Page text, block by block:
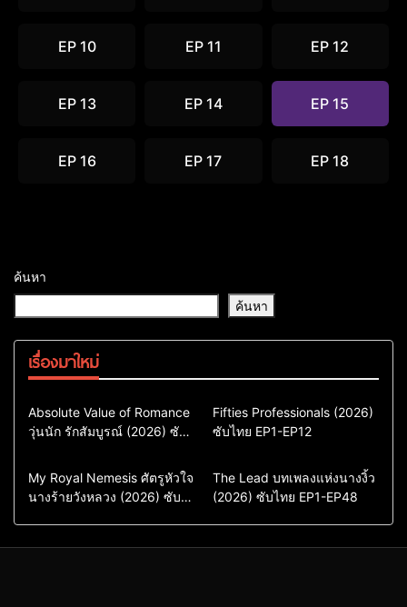
EP 10 EP 11 EP 12
EP 13 EP 14 EP 15
EP 16 EP 17 EP 18
ค้นหา
ค้นหา
เรื่องมาใหม่
Comedy
Drama
ซีรี่ย์เกาหลี
ซีรี่ย์เกาหลีพากย์ไทย
Absolute Value of Romance
วุ่นนัก รักสัมบูรณ์ (2026) ซับ
Action & Adventure
Comedy
Drama
ซีรี่ย์เกาหลีซับไทย
Fifties Professionals (2026)
ซับไทย EP1-EP12
Comedy
Drama
Sci-Fi & Fantasy
My Royal Nemesis ศัตรูหัวใจ
นางร้ายวังหลวง (2026) ซับ
Drama
ซีรี่ย์จีน
ซีรี่ย์จีนซับไทย
The Lead บทเพลงแห่งนางงิ้ว
(2026) ซับไทย EP1-EP48